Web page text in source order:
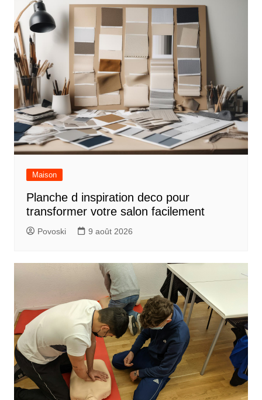
Maison
Planche d inspiration deco pour
transformer votre salon facilement
Povoski 9 août 2026